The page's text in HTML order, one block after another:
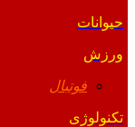
حیوانات
ورزش
فوتبال
تکنولوژی